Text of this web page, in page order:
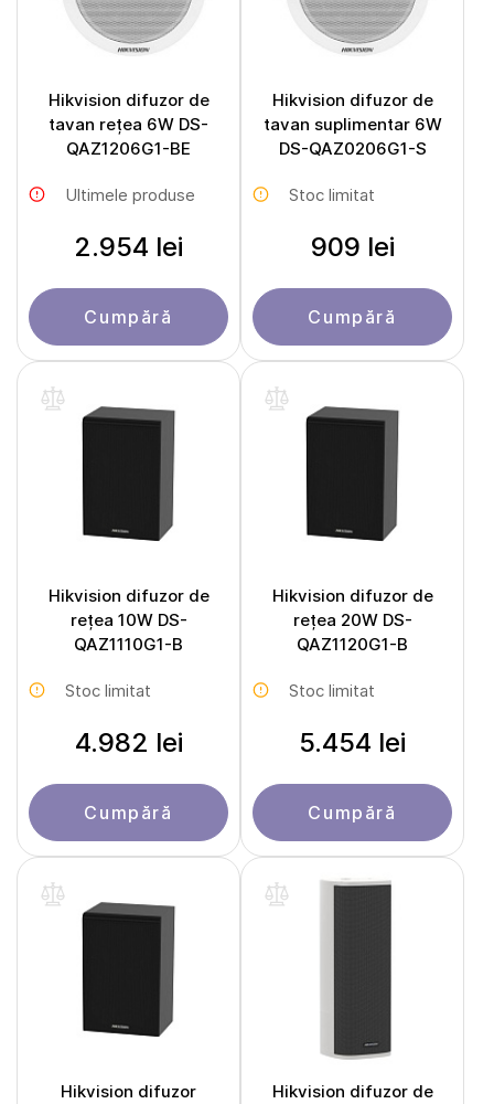
Hikvision difuzor de
tavan rețea 6W DS-
QAZ1206G1-BE
Ultimele produse
2.954 lei
Cumpără
Hikvision difuzor de
tavan suplimentar 6W
DS-QAZ0206G1-S
Stoc limitat
909 lei
Cumpără
Hikvision difuzor de
rețea 10W DS-
QAZ1110G1-B
Stoc limitat
4.982 lei
Cumpără
Hikvision difuzor de
rețea 20W DS-
QAZ1120G1-B
Stoc limitat
5.454 lei
Cumpără
Hikvision difuzor
Hikvision difuzor de